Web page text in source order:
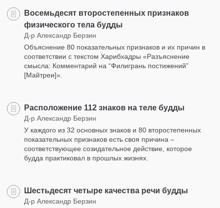
Восемьдесят второстепенных признаков
физического тела будды
Д-р Александр Берзин
Объяснение 80 показательных признаков и их причин в
соответствии с текстом Харибхадры «Разъяснение
смысла: Комментарий на “Филигрань постижений”
[Майтреи]».
Расположение 112 знаков на теле будды
Д-р Александр Берзин
У каждого из 32 основных знаков и 80 второстепенных
показательных признаков есть своя причина –
соответствующее созидательное действие, которое
будда практиковал в прошлых жизнях.
Шестьдесят четыре качества речи будды
Д-р Александр Берзин